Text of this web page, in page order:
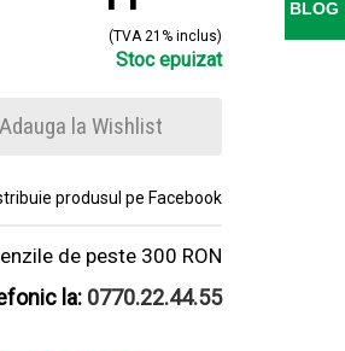
(TVA 21% inclus)
Stoc epuizat
Adauga la Wishlist
produsul pe Facebook
de peste 300 RON
la: 0770.22.44.55
BLOG